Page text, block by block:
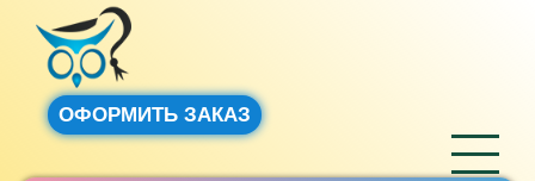
ОФОРМИТЬ ЗАКАЗ